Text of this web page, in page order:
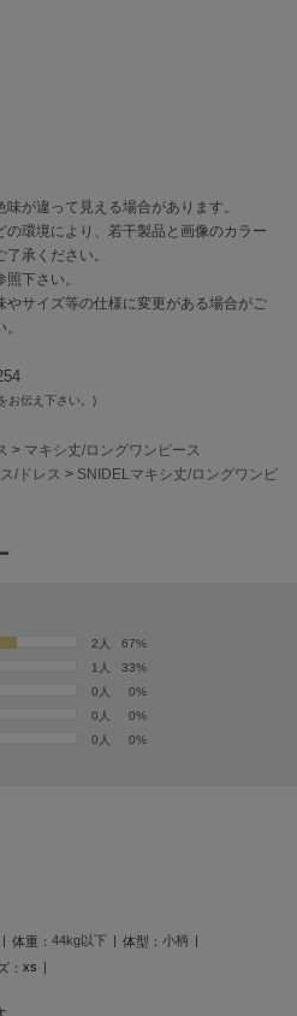
グ
が違って見える場合があります。
の環境により、若干製品と画像のカラー
承ください。
下さい。
サイズ等の仕様に変更がある場合がご
お伝え下さい。)
> マキシ丈/ロングワンピース
/ドレス > SNIDELマキシ丈/ロングワンピ
2人
67%
1人
33%
0人
0%
0人
0%
0人
0%
体重： 44kg以下 体型： 小柄
： xs